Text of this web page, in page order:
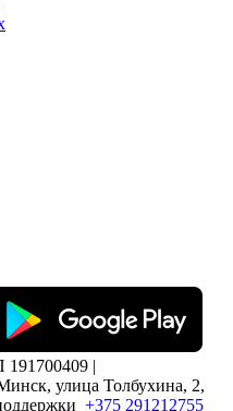
|
улица Толбухина, 2,
+375 291212755